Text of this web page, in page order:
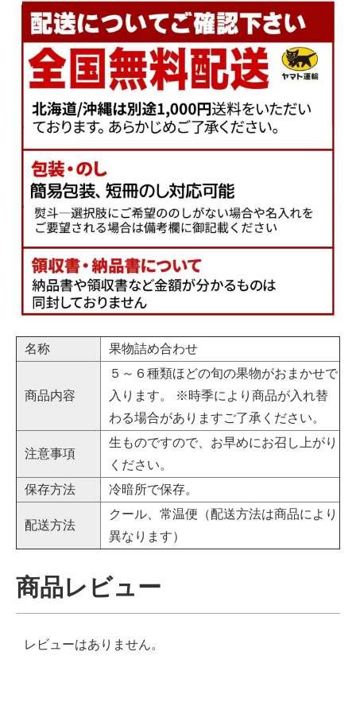
名称 果物詰め合わせ
商品内容
５～６種類ほどの旬の果物がおまかせで
入ります。 ※時季により商品が入れ替
わる場合がありますご了承ください。
注意事項
生ものですので、お早めにお召し上がり
ください。
保存方法
冷暗所で保存。
配送方法
クール、常温便（配送方法は商品により
異なります）
商品レビュー
レビューはありません。